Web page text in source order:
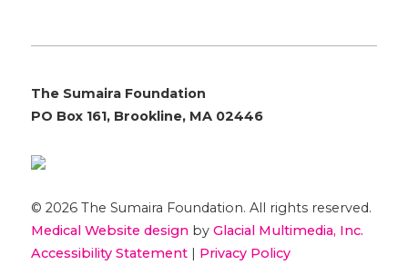
The Sumaira Foundation
PO Box 161, Brookline, MA 02446
© 2026 The Sumaira Foundation. All rights reserved.
Medical Website designby Glacial Multimedia, Inc.
Accessibility Statement| Privacy Policy